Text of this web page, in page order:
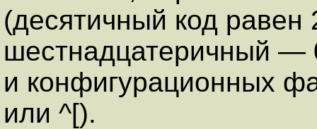
(десятичный код
шестнадцатеричный —
и конфигурационных
или ^[).